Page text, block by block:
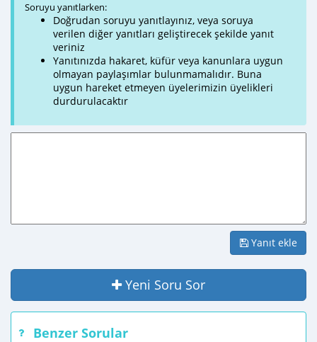
Soruyu yanıtlarken:
Doğrudan soruyu yanıtlayınız, veya soruya
verilen diğer yanıtları geliştirecek şekilde yanıt
veriniz
Yanıtınızda hakaret, küfür veya kanunlara uygun
olmayan paylaşımlar bulunmamalıdır. Buna
uygun hareket etmeyen üyelerimizin üyelikleri
durdurulacaktır
Yanıt ekle
Yeni Soru Sor
Benzer Sorular